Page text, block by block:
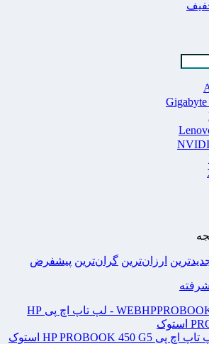
Gigabyte
ارزان‌ترین گران‌ترین پیشفرض